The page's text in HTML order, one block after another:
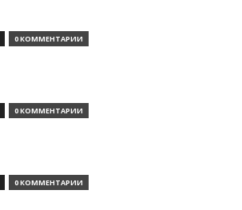
0 КОММЕНТАРИИ
0 КОММЕНТАРИИ
0 КОММЕНТАРИИ